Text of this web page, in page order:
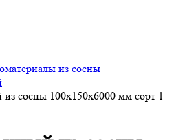
из сосны
из сосны 100х150х6000 мм сорт 1